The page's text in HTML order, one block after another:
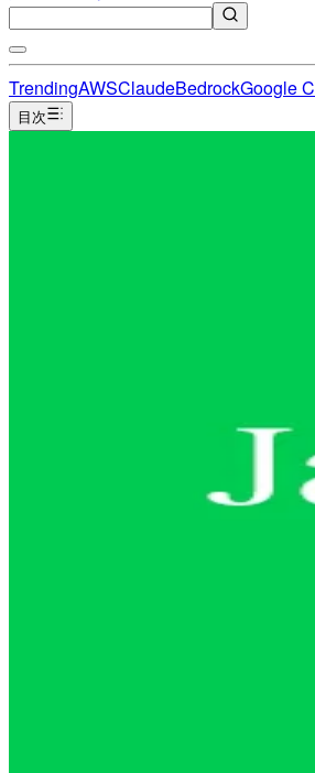
TrendingAWSClaudeBedrockGoogle
目次